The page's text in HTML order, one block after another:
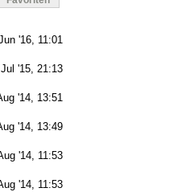
'16, 11:01
'15, 21:13
'14, 13:51
'14, 13:49
'14, 11:53
'14, 11:53